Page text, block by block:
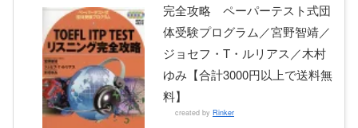
完全攻略 ペーパーテスト式団
体受験プログラム／宮野智靖／
ジョセフ・T・ルリアス／木村
ゆみ【合計3000円以上で送料無
料】
created by Rinker